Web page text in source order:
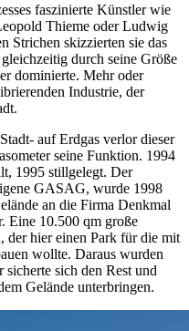
faszinierte Künstler wie
Thieme oder Ludwig
Strichen skizzierten sie das
durch seine Größe
dominierte. Mehr oder
Industrie, der
auf Erdgas verlor dieser
seine Funktion. 1994
1995 stillgelegt. Der
GASAG, wurde 1998
an die Firma Denkmal
Eine 10.500 qm große
der hier einen Park für die mit
wollte. Daraus wurden
sich den Rest und
Gelände unterbringen.